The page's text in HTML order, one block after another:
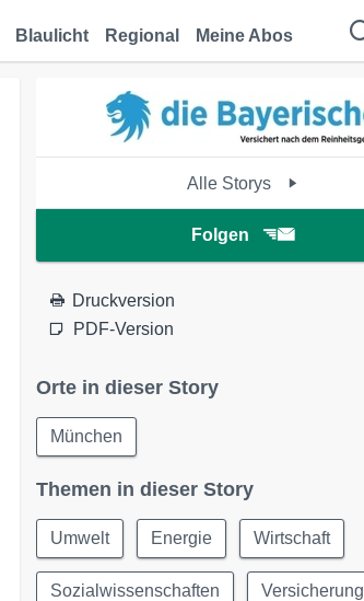
Blaulicht Regional Meine Abos
Alle Storys
Folgen
Druckversion
PDF-Version
Orte in dieser Story
München
Themen in dieser Story
Umwelt Energie Wirtschaft
Sozialwissenschaften Versicherung